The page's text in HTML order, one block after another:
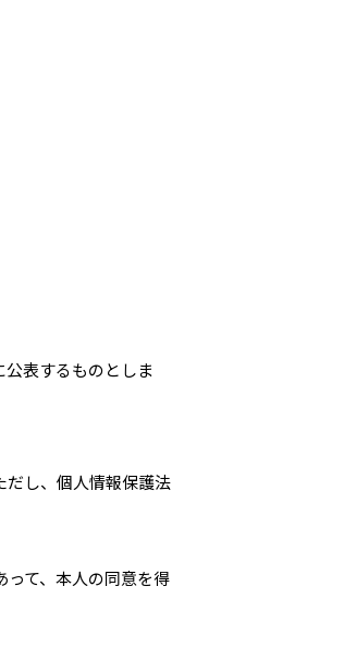
表するものとしま
だし、個人情報保護法
て、本人の同意を得